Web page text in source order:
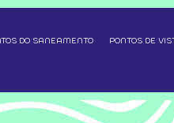
DO SANEAMENTO PONTOS DE